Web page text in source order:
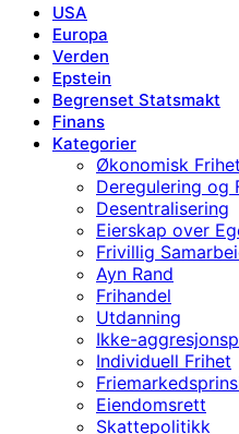
USA
Europa
Verden
Epstein
Begrenset Statsmakt
Finans
Kategorier
Økonomisk Frihet
Deregulering og
Desentralisering
Eierskap over
Frivillig
Ayn Rand
Frihandel
Utdanning
Ikke-
Individuell Frihet
Eiendomsrett
Skattepolitikk